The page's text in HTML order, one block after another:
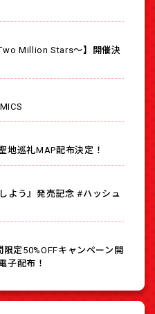
Million Stars〜】開催決
地巡礼MAP配布決定！
よう』発売記念 #ハッシュ
限定50%OFFキャンペーン開
子配布！